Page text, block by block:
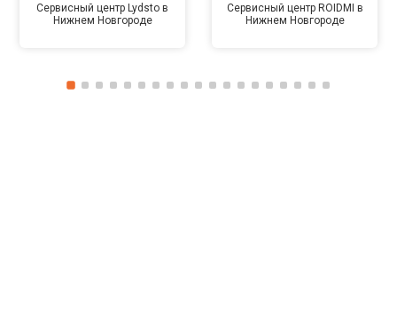
Сервисный центр Lydsto в
Нижнем Новгороде
Сервисный центр ROIDMI в
Нижнем Новгороде